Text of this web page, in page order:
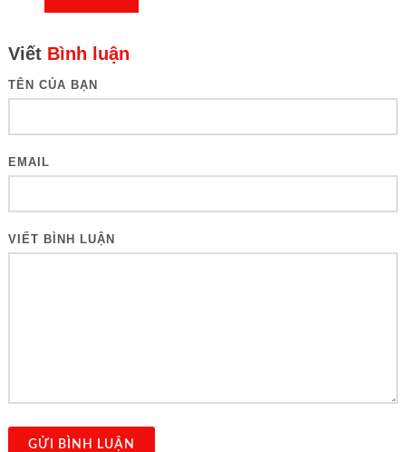
Viết Bình luận
TÊN CỦA BẠN
EMAIL
VIẾT BÌNH LUẬN
GỬI BÌNH LUẬN